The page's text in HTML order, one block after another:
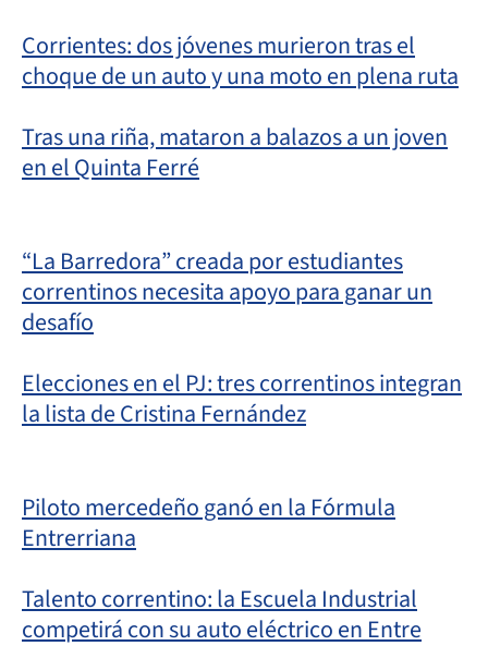
Corrientes: dos jóvenes murieron tras el
choque de un auto y una moto en plena ruta
Tras una riña, mataron a balazos a un joven
en el Quinta Ferré
“La Barredora” creada por estudiantes
correntinos necesita apoyo para ganar un
desafío
Elecciones en el PJ: tres correntinos integran
la lista de Cristina Fernández
Piloto mercedeño ganó en la Fórmula
Entrerriana
Talento correntino: la Escuela Industrial
competirá con su auto eléctrico en Entre